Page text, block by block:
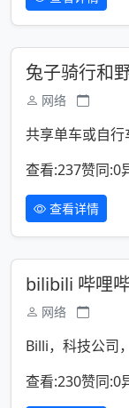
兔子骑行和
网络
共享单车或自行
查看:237赞同:0
查看详情
bilibili 哔哩
网络
Billi，科技公司
查看:230赞同:0